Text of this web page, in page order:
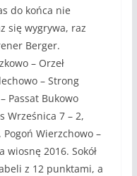
do końca nie
się wygrywa, raz
Berger.
– Orzeł
– Strong
Passat Bukowo
Wrześnica 7 – 2,
Pogoń Wierzchowo –
wiosnę 2016. Sokół
z 12 punktami, a